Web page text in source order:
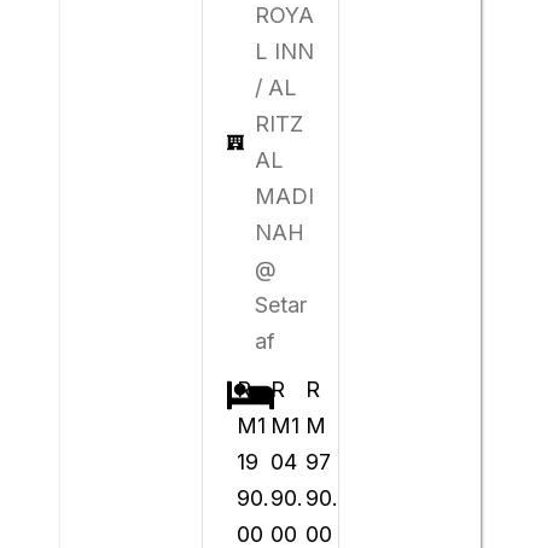
ROYA
L INN
/ AL
RITZ
AL
MADI
NAH
@
Setar
af
R
M1
19
90.
00
R
M1
04
90.
00
R
M
97
90.
00